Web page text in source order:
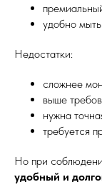
удобно
Недостатки:
сложнее
выше
нужна
требуется
Но при
удобный и